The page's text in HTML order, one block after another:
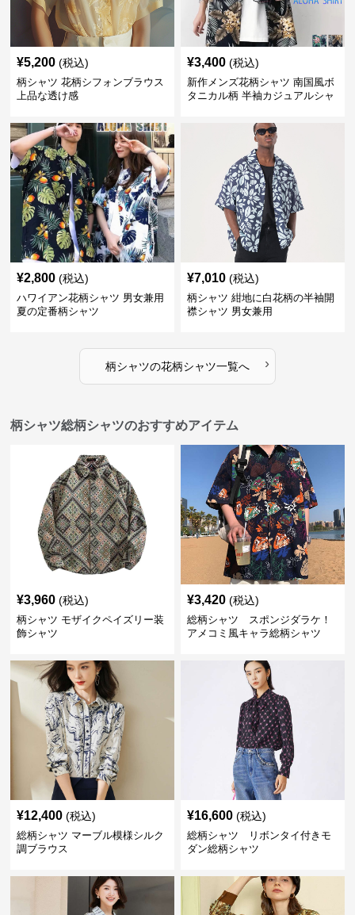
¥5,200 (税込)
柄シャツ 花柄シフォンブラウス
上品な透け感
¥3,400 (税込)
新作メンズ花柄シャツ 南国風ボ
タニカル柄 半袖カジュアルシャ
¥2,800 (税込)
ハワイアン花柄シャツ 男女兼用
夏の定番柄シャツ
¥7,010 (税込)
柄シャツ 紺地に白花柄の半袖開
襟シャツ 男女兼用
柄シャツの花柄シャツ一覧へ ›
柄シャツ総柄シャツのおすすめアイテム
¥3,960 (税込)
柄シャツ モザイクペイズリー装
飾シャツ
¥3,420 (税込)
総柄シャツ スポンジダラケ！
アメコミ風キャラ総柄シャツ
¥12,400 (税込)
総柄シャツ マーブル模様シルク
調ブラウス
¥16,600 (税込)
総柄シャツ リボンタイ付きモ
ダン総柄シャツ